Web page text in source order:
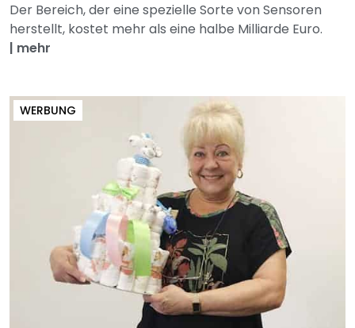
Der Bereich, der eine spezielle Sorte von Sensoren
herstellt, kostet mehr als eine halbe Milliarde Euro.
| mehr
WERBUNG